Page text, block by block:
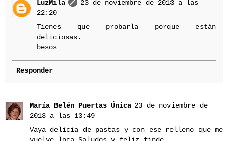
LuzMila
23 de noviembre de 2013 a las
22:20
Tienes que probarla porque están
deliciosas.
besos
Responder
María Belén Puertas Única 23 de noviembre de
2013 a las 13:49
Vaya delicia de pastas y con ese relleno que me